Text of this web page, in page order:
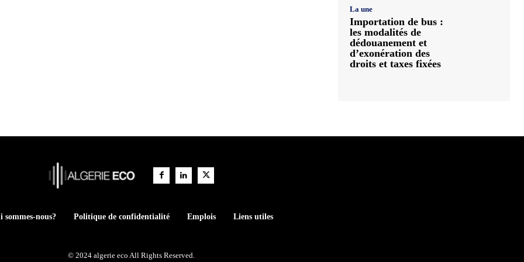
La une
Importation de bus :
les modalités de
dédouanement et
d’exonération des
droits et taxes fixées
sommes-nous? Politique de confidentialité Emplois Liens utiles
© 2024 algerie eco All Rights Reserved.